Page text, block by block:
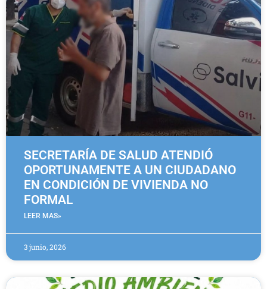
SECRETARÍA DE SALUD ATENDIÓ
OPORTUNAMENTE A UN CIUDADANO
EN CONDICIÓN DE VIVIENDA NO
FORMAL
LEER MAS»
3 junio, 2026